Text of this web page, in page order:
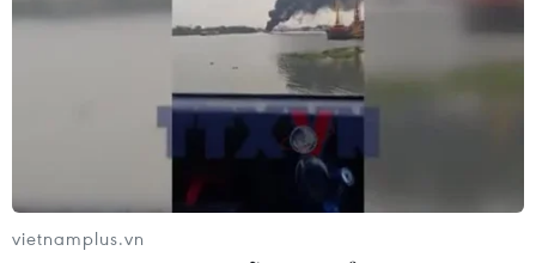
Phó Tổng Biên tập: NGUYỄN THỊ TÁM, KHÚC THANH
Quy định sử dụng
Hỗ trợ
Ngôn ngữ
vietnamplus.vn